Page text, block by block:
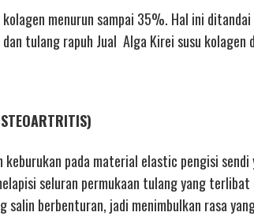
menurun sampai 35%. Hal ini
tulang rapuh Jual Alga Kirei susu kolagen
pada material elastic pengisi sendi
seluran permukaan tulang yang terlibat
berbenturan, jadi menimbulkan rasa